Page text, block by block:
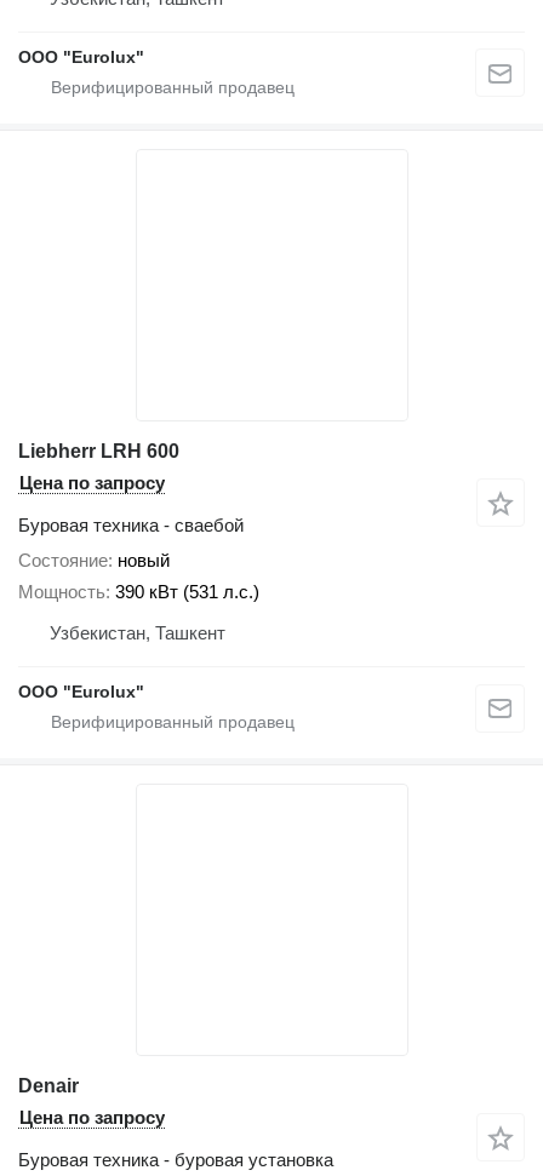
ООО "Eurolux"
Liebherr LRH 600
Цена по запросу
Буровая техника - сваебой
Состояние новый
Мощность 390 кВт (531 л.с.)
Узбекистан, Ташкент
ООО "Eurolux"
Denair
Цена по запросу
Буровая техника - буровая установка